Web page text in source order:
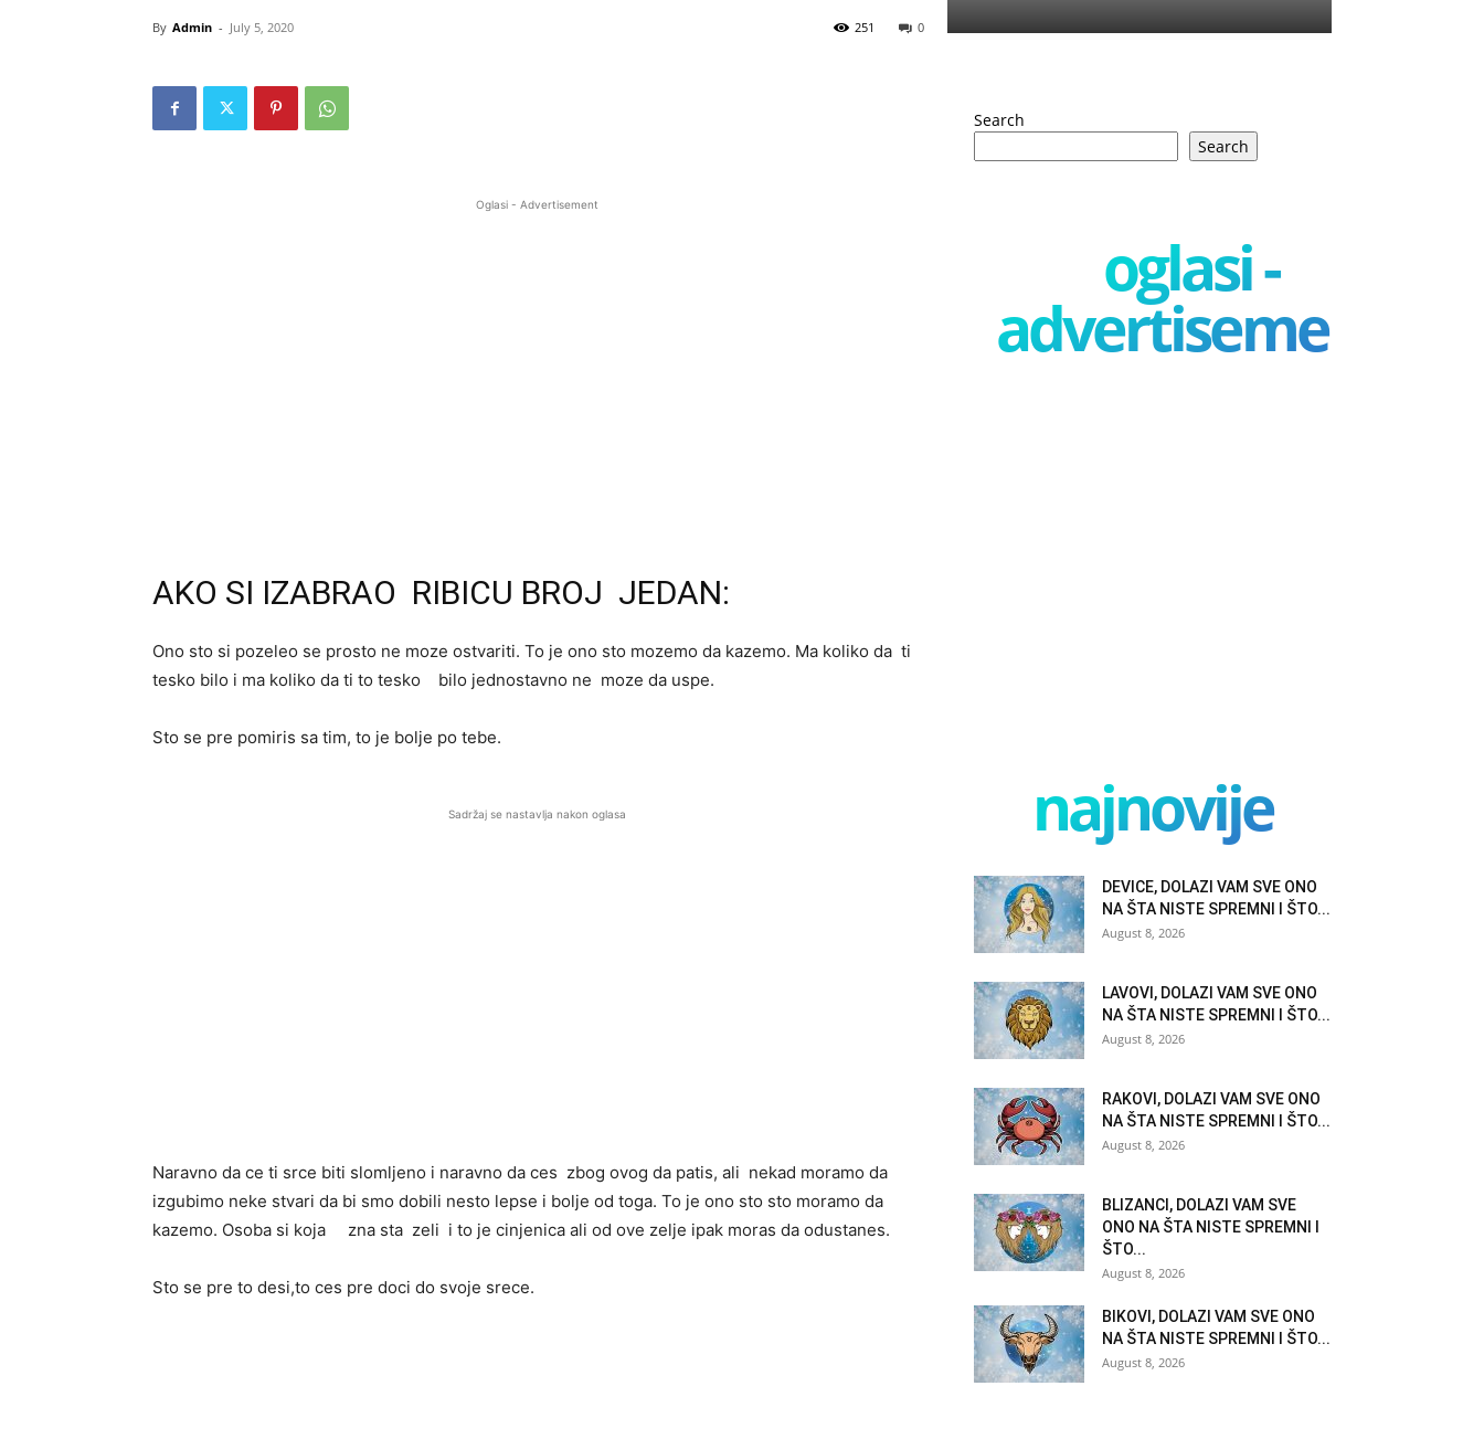
By Admin - July 5, 2020 0
251
Oglasi - Advertisement
AKO SI IZABRAO RIBICU BROJ JEDAN:
Ono sto si pozeleo se prosto ne moze ostvariti. To je ono sto mozemo da kazemo. Ma koliko da ti
tesko bilo i ma koliko da ti to tesko bilo jednostavno ne moze da uspe.
Sto se pre pomiris sa tim, to je bolje po tebe.
Sadržaj se nastavlja nakon oglasa
Naravno da ce ti srce biti slomljeno i naravno da ces zbog ovog da patis, ali nekad moramo da
izgubimo neke stvari da bi smo dobili nesto lepse i bolje od toga. To je ono sto sto moramo da
kazemo. Osoba si koja zna sta zeli i to je cinjenica ali od ove zelje ipak moras da odustanes.
Sto se pre to desi,to ces pre doci do svoje srece.
Search
Search
oglasi -
advertisement
najnovije
DEVICE, DOLAZI VAM SVE ONO
NA ŠTA NISTE SPREMNI I ŠTO...
August 8, 2026
LAVOVI, DOLAZI VAM SVE ONO
NA ŠTA NISTE SPREMNI I ŠTO...
August 8, 2026
RAKOVI, DOLAZI VAM SVE ONO
NA ŠTA NISTE SPREMNI I ŠTO...
August 8, 2026
BLIZANCI, DOLAZI VAM SVE
ONO NA ŠTA NISTE SPREMNI I
ŠTO...
August 8, 2026
BIKOVI, DOLAZI VAM SVE ONO
NA ŠTA NISTE SPREMNI I ŠTO...
August 8, 2026